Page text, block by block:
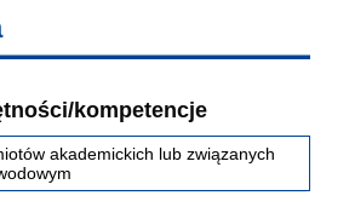
kompetencje
akademickich lub związanych